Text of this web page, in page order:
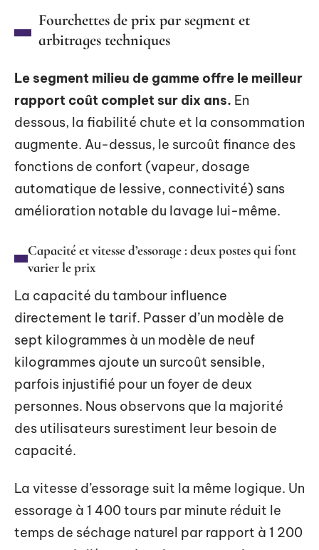
Fourchettes de prix par segment et
arbitrages techniques
Le segment milieu de gamme offre le meilleur
rapport coût complet sur dix ans. En
dessous, la fiabilité chute et la consommation
augmente. Au-dessus, le surcoût finance des
fonctions de confort (vapeur, dosage
automatique de lessive, connectivité) sans
amélioration notable du lavage lui-même.
Capacité et vitesse d’essorage : deux postes qui font
varier le prix
La capacité du tambour influence
directement le tarif. Passer d’un modèle de
sept kilogrammes à un modèle de neuf
kilogrammes ajoute un surcoût sensible,
parfois injustifié pour un foyer de deux
personnes. Nous observons que la majorité
des utilisateurs surestiment leur besoin de
capacité.
La vitesse d’essorage suit la même logique. Un
essorage à 1 400 tours par minute réduit le
temps de séchage naturel par rapport à 1 200